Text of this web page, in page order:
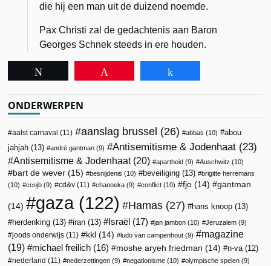
die hij een man uit de duizend noemde.
Pax Christi zal de gedachtenis aan Baron
Georges Schnek steeds in ere houden.
ONDERWERPEN
aalst carnaval (11) aanslag brussel (26) abbas (10)
abou
jahjah (13) andré gantman (9) Antisemitisme & Jodenhaat (23)
Antisemitisme & Jodenhaat(20) apartheid (9) Auschwitz (10)
bart de wever (15) besnijdenis (10) beveiliging (13)
brigitte herremans
(10)
ccojb (9) cd&v (11) chanoeka (9) conflict (10) fjo (14) gantman
(14) gaza (122) Hamas (27) hans knoop (13)
herdenking (13) iran (13) Israël (17) jan jambon (10) Jeruzalem (9)
joods onderwijs (11) kkl (14) ludo van campenhout (9)
magazine
(19)
michael freilich (16) moshe aryeh friedman (14) n-va (12)
nederland (11) nederzettingen (9) negationisme (10) olympische spelen (9)